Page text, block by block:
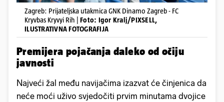
Zagreb: Prijateljska utakmica GNK Dinamo Zagreb - FC
Kryvbas Kryvyi Rih | Foto: Igor Kralj/PIXSELL,
ILUSTRATIVNA FOTOGRAFIJA
Premijera pojačanja daleko od očiju
javnosti
Najveći žal među navijačima izazvat će činjenica da
neće moći uživo svjedočiti prvim minutama dvojice